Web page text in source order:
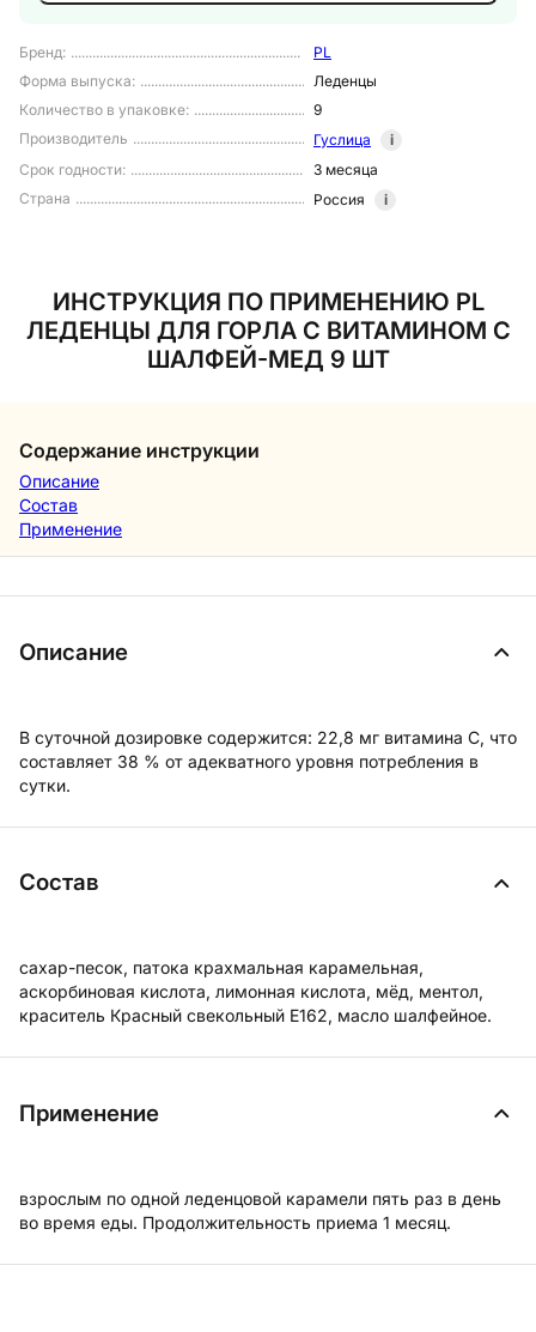
Бренд:
PL
Форма выпуска:
Леденцы
Количество в упаковке:
9
Производитель
Гуслица
i
Срок годности:
3 месяца
Страна
Россия i
ИНСТРУКЦИЯ ПО ПРИМЕНЕНИЮ PL
ЛЕДЕНЦЫ ДЛЯ ГОРЛА С ВИТАМИНОМ С
ШАЛФЕЙ-МЕД 9 ШТ
Содержание инструкции
Описание
Состав
Применение
Описание
В суточной дозировке содержится: 22,8 мг витамина С, что
составляет 38 % от адекватного уровня потребления в
сутки.
Состав
сахар-песок, патока крахмальная карамельная,
аскорбиновая кислота, лимонная кислота, мёд, ментол,
краситель Красный свекольный Е162, масло шалфейное.
Применение
взрослым по одной леденцовой карамели пять раз в день
во время еды. Продолжительность приема 1 месяц.